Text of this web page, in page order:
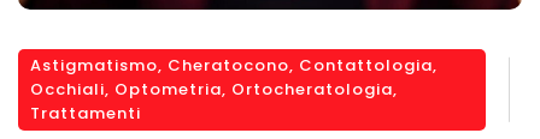
Astigmatismo, Cheratocono, Contattologia,
Occhiali, Optometria, Ortocheratologia,
Trattamenti